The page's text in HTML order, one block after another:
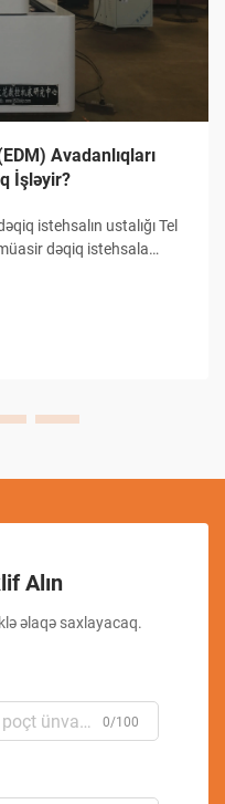
Avadanlıqları
İşləyir?
istehsalın ustalığı Tel
dəqiq istehsala
Alın
əlaqə saxlayacaq.
0/100